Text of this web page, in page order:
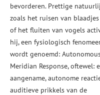
bevorderen. Prettige
zoals het ruisen van
of het fluiten van vogels
hij, een fysiologisch
wordt genoemd:
Meridian Response, oftewel:
aangename, autonome
auditieve prikkels van de